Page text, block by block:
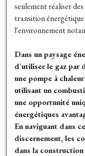
seulement réaliser
transition
l'environnement
Dans un paysage
d'utiliser le gaz par
une pompe à
utilisant un
une opportunité
énergétiques
En naviguant dans
discernement, les
dans la